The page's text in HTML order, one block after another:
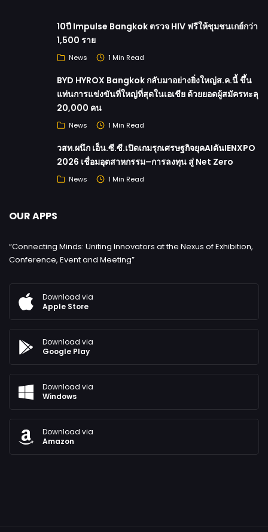
10ปี Impulse Bangkok ตรวจ HIV ฟรีให้ชุมชนเกย์กว่า
1,500 ราย
News 1 Min Read
BYD HYROX Bangkok กลับมาอย่างยิ่งใหญ่ส.ค.นี้ ขึ้น
แท่นการแข่งขันที่ใหญ่ที่สุดในเอเชีย ด้วยยอดผู้สมัครทะลุ
20,000 คน
News 1 Min Read
วสท.ผนึก เอ็น.ซี.ซี.เปิดเกมรุกเศรษฐกิจยุคAIดันIENXPO
2026 เชื่อมอุตสาหกรรม–การลงทุน สู่ Net Zero
News 1 Min Read
OUR APPS
“Connecting Minds: Uniting Innovators at the Nexus of Exhibition,
Conference, Event and Meeting”
Download via
Apple Store
Download via
Google Play
Download via
Windows
Download via
Amazon